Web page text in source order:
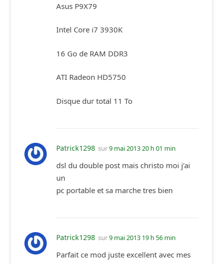
Asus P9X79
Intel Core i7 3930K
16 Go de RAM DDR3
ATI Radeon HD5750
Disque dur total 11 To
Patrick1298 sur9 mai 2013 20 h 01 min
dsl du double post mais christo moi j’ai
un
pc portable et sa marche tres bien
Patrick1298 sur9 mai 2013 19 h 56 min
Parfait ce mod juste excellent avec mes